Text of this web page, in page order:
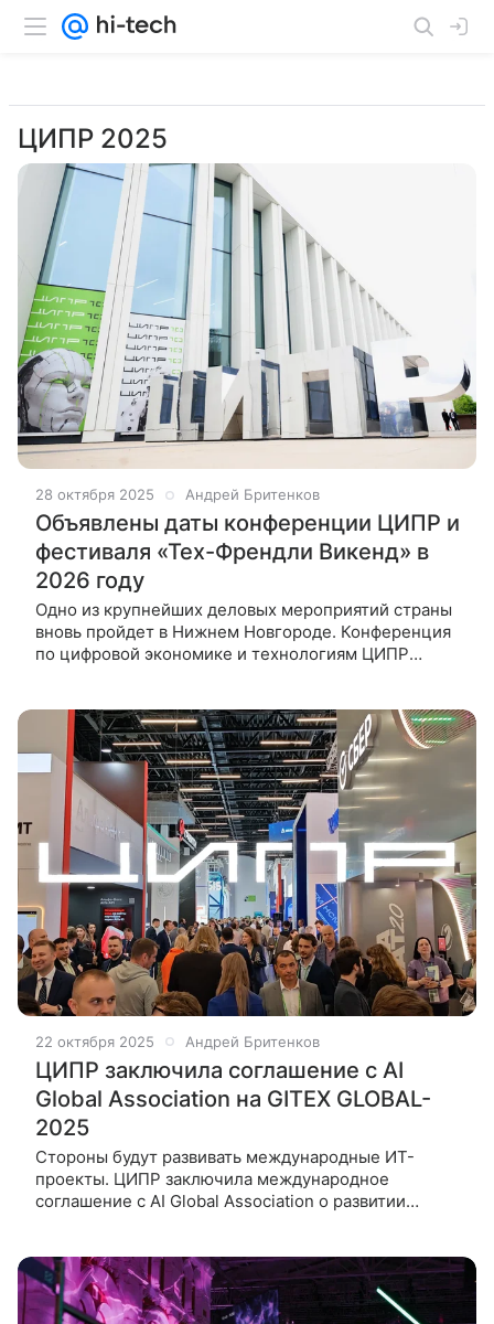
ЦИПР 2025
28 октября 2025 Андрей Бритенков
Объявлены даты конференции ЦИПР и
фестиваля «Тех-Френдли Викенд» в
2026 году
Одно из крупнейших деловых мероприятий страны
вновь пройдет в Нижнем Новгороде. Конференция
по цифровой экономике и технологиям ЦИПР
22 октября 2025 Андрей Бритенков
ЦИПР заключила соглашение с AI
Global Association на GITEX GLOBAL-
2025
Стороны будут развивать международные ИТ-
проекты. ЦИПР заключила международное
соглашение с AI Global Association о развитии
договорились об